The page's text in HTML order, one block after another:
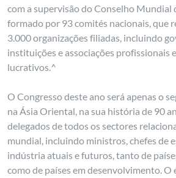
com a supervisão do Conselho Mundial
formado por 93 comités nacionais, que
3.000 organizações filiadas, incluindo
instituições e associações profissionais
lucrativos.^
O Congresso deste ano será apenas o
na Ásia Oriental, na sua história de 90
delegados de todos os sectores
mundial, incluindo ministros, chefes de
indústria atuais e futuros, tanto de
como de países em desenvolvimento. O